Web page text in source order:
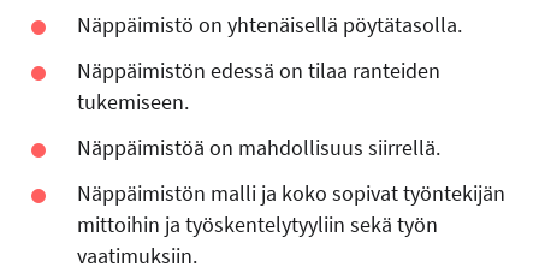
Näppäimistö on yhtenäisellä pöytätasolla.
Näppäimistön edessä on tilaa ranteiden
tukemiseen.
Näppäimistöä on mahdollisuus siirrellä.
Näppäimistön malli ja koko sopivat työntekijän
mittoihin ja työskentelytyyliin sekä työn
vaatimuksiin.